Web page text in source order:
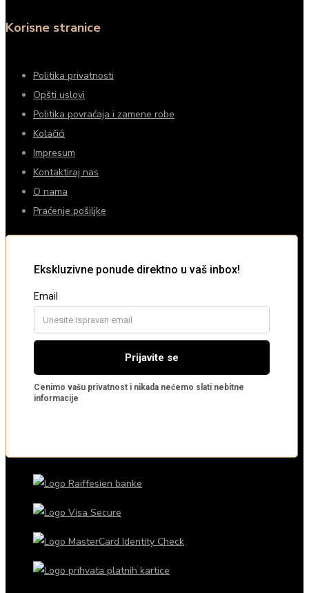
Korisne stranice
Politika privatnosti
Opšti uslovi
Politika povraćaja i zamene robe
Kolačići
Impresum
Kontaktiraj nas
O nama
Praćenje pošiljke